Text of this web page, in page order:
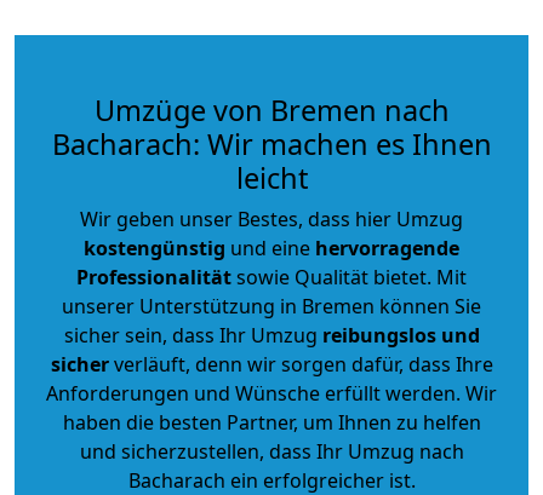
Umzüge von Bremen nach
Bacharach: Wir machen es Ihnen
leicht
Wir geben unser Bestes, dass hier Umzug
kostengünstig und eine hervorragende
Professionalitätsowie Qualität bietet. Mit
unserer Unterstützung in Bremen können Sie
sicher sein, dass Ihr Umzug reibungslos und
sicherverläuft, denn wir sorgen dafür, dass Ihre
Anforderungen und Wünsche erfüllt werden. Wir
haben die besten Partner, um Ihnen zu helfen
und sicherzustellen, dass Ihr Umzug nach
Bacharach ein erfolgreicher ist.